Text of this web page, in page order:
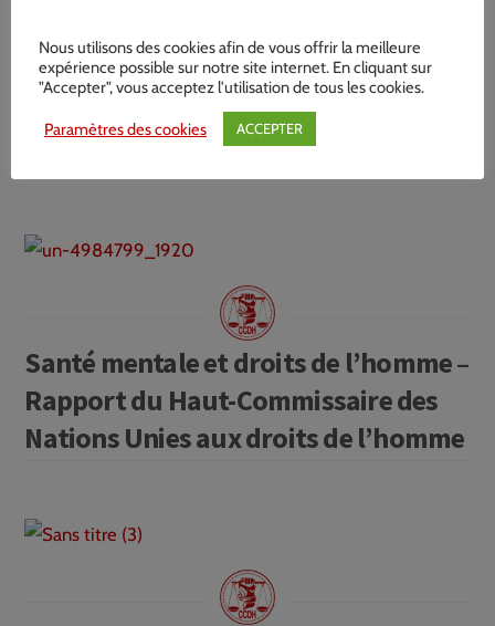
La maltraitance en psychiatrie n’est
Santé mentale et droits de l’homme –
Rapport du Haut-Commissaire des
Nations Unies aux droits de l’homme
Nous utilisons des cookies afin de vous offrir la meilleure
expérience possible sur notre site internet. En cliquant sur
"Accepter", vous acceptez l'utilisation de tous les cookies.
Paramètres des cookies ACCEPTER